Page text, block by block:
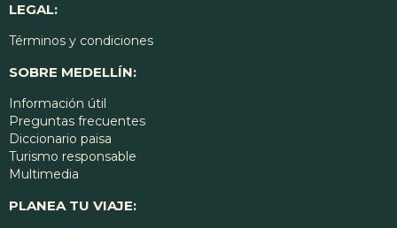
LEGAL:
Términos y condiciones
SOBRE MEDELLÍN:
Información útil
Preguntas frecuentes
Diccionario paisa
Turismo responsable
Multimedia
PLANEA TU VIAJE: